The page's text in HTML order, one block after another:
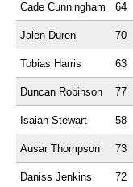
Cade Cunningham 64
Jalen Duren 70
Tobias Harris 63
Duncan Robinson 77
Isaiah Stewart 58
Ausar Thompson 73
Daniss Jenkins 72